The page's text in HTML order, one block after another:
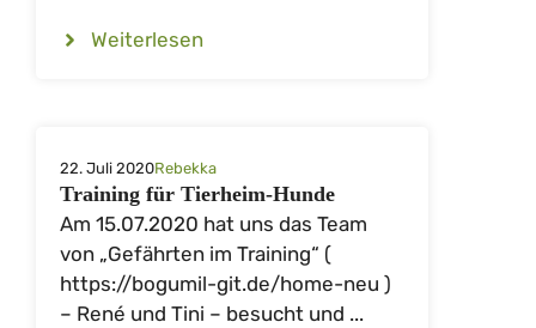
Weiterlesen
22. Juli 2020Rebekka
Training für Tierheim-Hunde
Am 15.07.2020 hat uns das Team
von „Gefährten im Training“ (
https://bogumil-git.de/home-neu )
– René und Tini – besucht und ...